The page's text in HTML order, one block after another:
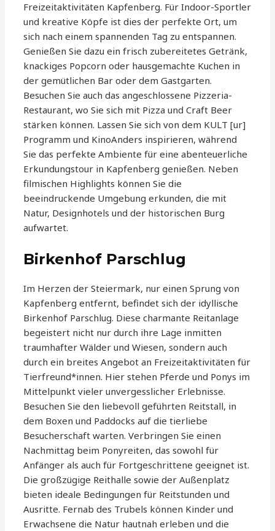
Freizeitaktivitäten Kapfenberg. Für Indoor-Sportler
und kreative Köpfe ist dies der perfekte Ort, um
sich nach einem spannenden Tag zu entspannen.
Genießen Sie dazu ein frisch zubereitetes Getränk,
knackiges Popcorn oder hausgemachte Kuchen in
der gemütlichen Bar oder dem Gastgarten.
Besuchen Sie auch das angeschlossene Pizzeria-
Restaurant, wo Sie sich mit Pizza und Craft Beer
stärken können. Lassen Sie sich von dem KULT [ur]
Programm und KinoAnders inspirieren, während
Sie das perfekte Ambiente für eine abenteuerliche
Erkundungstour in Kapfenberg genießen. Neben
filmischen Highlights können Sie die
beeindruckende Umgebung erkunden, die mit
Natur, Designhotels und der historischen Burg
aufwartet.
Birkenhof Parschlug
Im Herzen der Steiermark, nur einen Sprung von
Kapfenberg entfernt, befindet sich der idyllische
Birkenhof Parschlug. Diese charmante Reitanlage
begeistert nicht nur durch ihre Lage inmitten
traumhafter Wälder und Wiesen, sondern auch
durch ein breites Angebot an Freizeitaktivitäten für
Tierfreund*innen. Hier stehen Pferde und Ponys im
Mittelpunkt vieler unvergesslicher Erlebnisse.
Besuchen Sie den liebevoll geführten Reitstall, in
dem Boxen und Paddocks auf die tierliebe
Besucherschaft warten. Verbringen Sie einen
Nachmittag beim Ponyreiten, das sowohl für
Anfänger als auch für Fortgeschrittene geeignet ist.
Die großzügige Reithalle sowie der Außenplatz
bieten ideale Bedingungen für Reitstunden und
Ausritte. Fernab des Trubels können Kinder und
Erwachsene die Natur hautnah erleben und die